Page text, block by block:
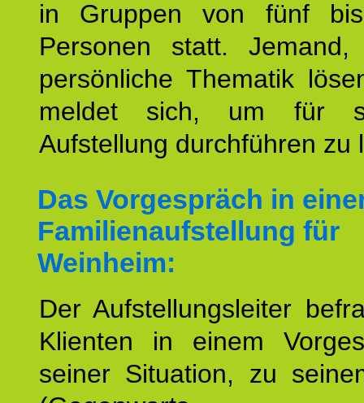
in Gruppen von fünf
Personen statt.
persönliche Thematik
meldet sich, um für
Aufstellung durchführen zu
Das Vorgespräch in
Familienaufstellung für
Weinheim:
Der Aufstellungsleiter
Klienten in einem
seiner Situation, zu